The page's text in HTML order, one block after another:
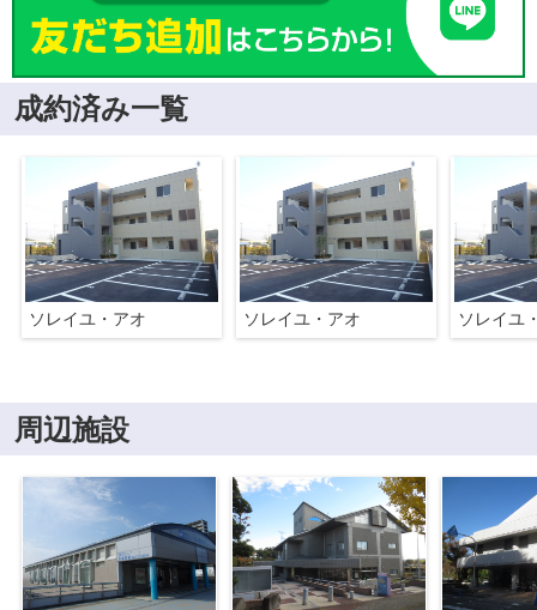
成約済み一覧
ソレイユ・アオ ソレイユ・アオ ソレイユ
周辺施設